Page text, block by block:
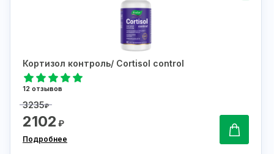
Кортизол контроль/ Cortisol control
12 отзывов
3235₽
2102 ₽
Подробнее